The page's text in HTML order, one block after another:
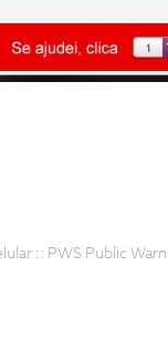
:: PWS Public